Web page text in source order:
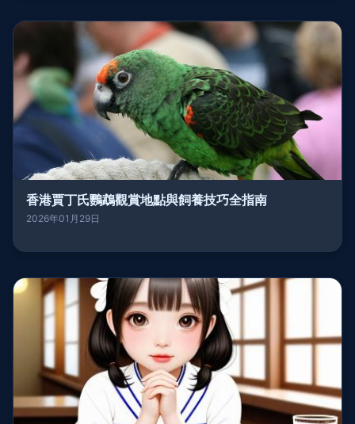
香港賈丁氏鸚鵡觀賞地點與飼養技巧全指南
2026年01月29日